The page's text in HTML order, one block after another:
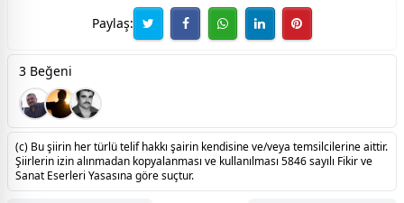
Paylaş:
3 Beğeni
(c) Bu şiirin her türlü telif hakkı şairin kendisine ve/veya temsilcilerine aittir.
Şiirlerin izin alınmadan kopyalanması ve kullanılması 5846 sayılı Fikir ve
Sanat Eserleri Yasasına göre suçtur.